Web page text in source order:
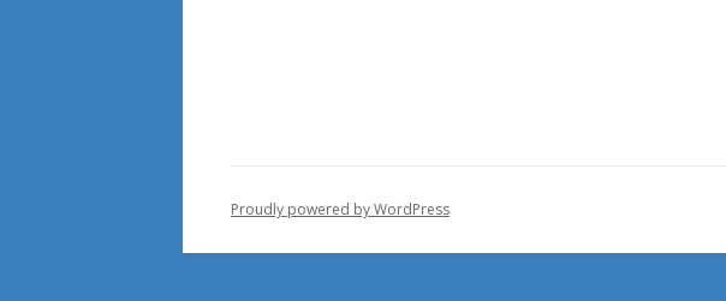
Proudly powered by WordPress